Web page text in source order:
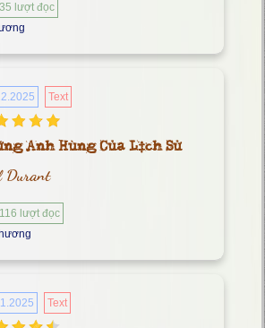
lượt đọc
Text
Anh Hùng Của Lịch Sử
Durant
lượt đọc
Text